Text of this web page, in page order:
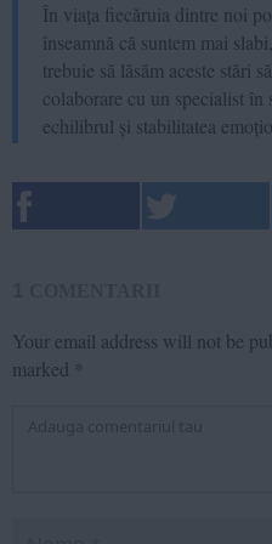
În viața fiecăruia dintre noi
înseamnă că suntem mai
trebuie să lăsăm aceste stări
colaborare cu un specialist în
echilibrul și stabilitatea
Your email address will not be
marked *